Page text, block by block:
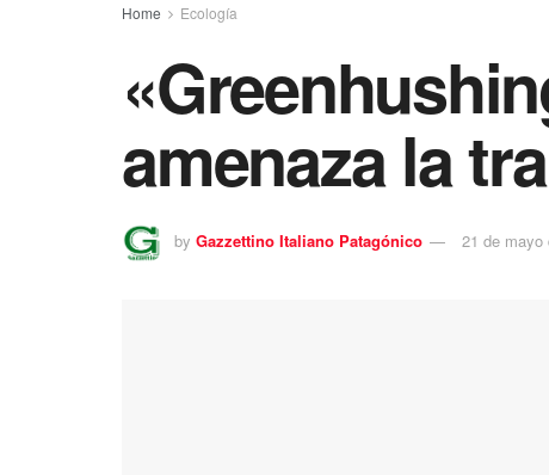
Home Ecología
amenaza la
by Gazzettino Italiano Patagónico 21 de mayo